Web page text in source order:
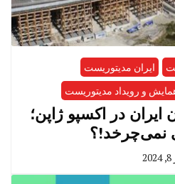
ایران مدیتوریست
و رویداد مدیتوریست
در اکسپو ژاپن؛
نمی‌چرخد!؟